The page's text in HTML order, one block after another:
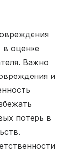
оценке
Важно
и
потерь в